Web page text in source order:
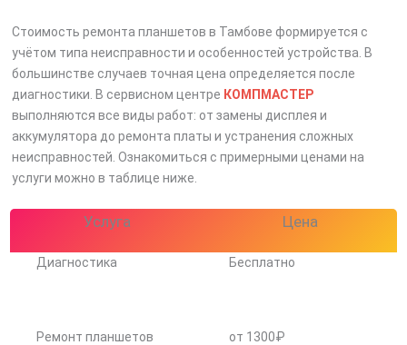
Стоимость ремонта планшетов в Тамбове формируется с
учётом типа неисправности и особенностей устройства. В
большинстве случаев точная цена определяется после
диагностики. В сервисном центре КОМПМАСТЕР
выполняются все виды работ: от замены дисплея и
аккумулятора до ремонта платы и устранения сложных
неисправностей. Ознакомиться с примерными ценами на
услуги можно в таблице ниже.
Услуга Цена
Диагностика Бесплатно
Ремонт планшетов от 1300₽